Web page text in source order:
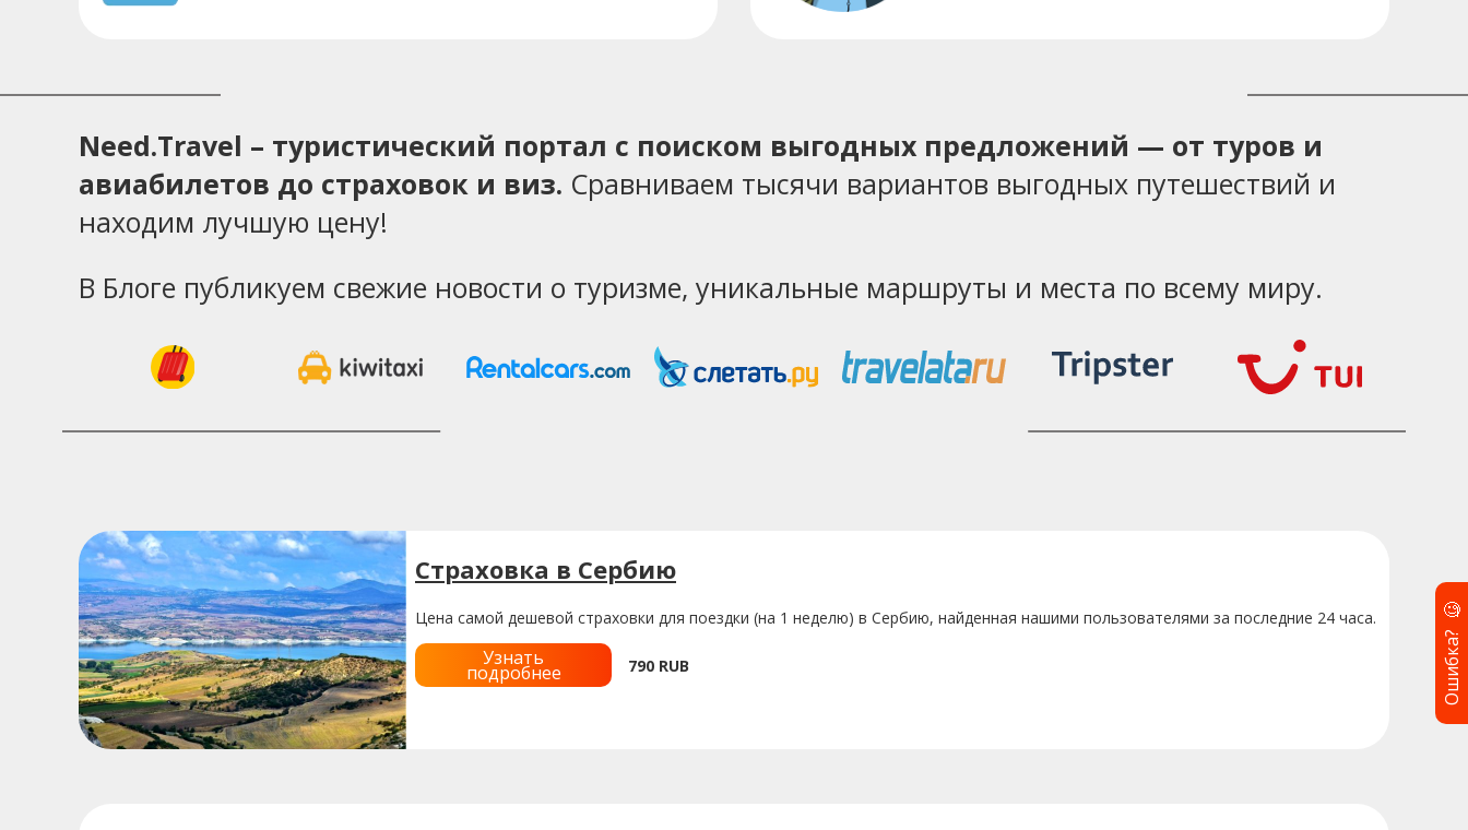
Need.Travel – туристический портал с поиском выгодных предложений — от туров и
авиабилетов до страховок и виз. Сравниваем тысячи вариантов выгодных путешествий и
находим лучшую цену!
В Блоге публикуем свежие новости о туризме, уникальные маршруты и места по всему миру.
Страховка в Сербию
Цена самой дешевой страховки для поездки (на 1 неделю) в Сербию, найденная нашими пользователями за последние 24 часа.
Узнать
подробнее 790 RUB Ошибка?
🧐